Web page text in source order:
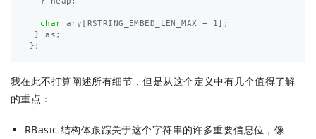
char ary RSTRING_EMBED_LEN_MAX + 1 ];
}
as ;
};
我在此不打算阐述所有细节，但是从这个定义中有几个值得了解
的重点：
RBasic 结构体跟踪关于这个字符串的许多重要信息位，像